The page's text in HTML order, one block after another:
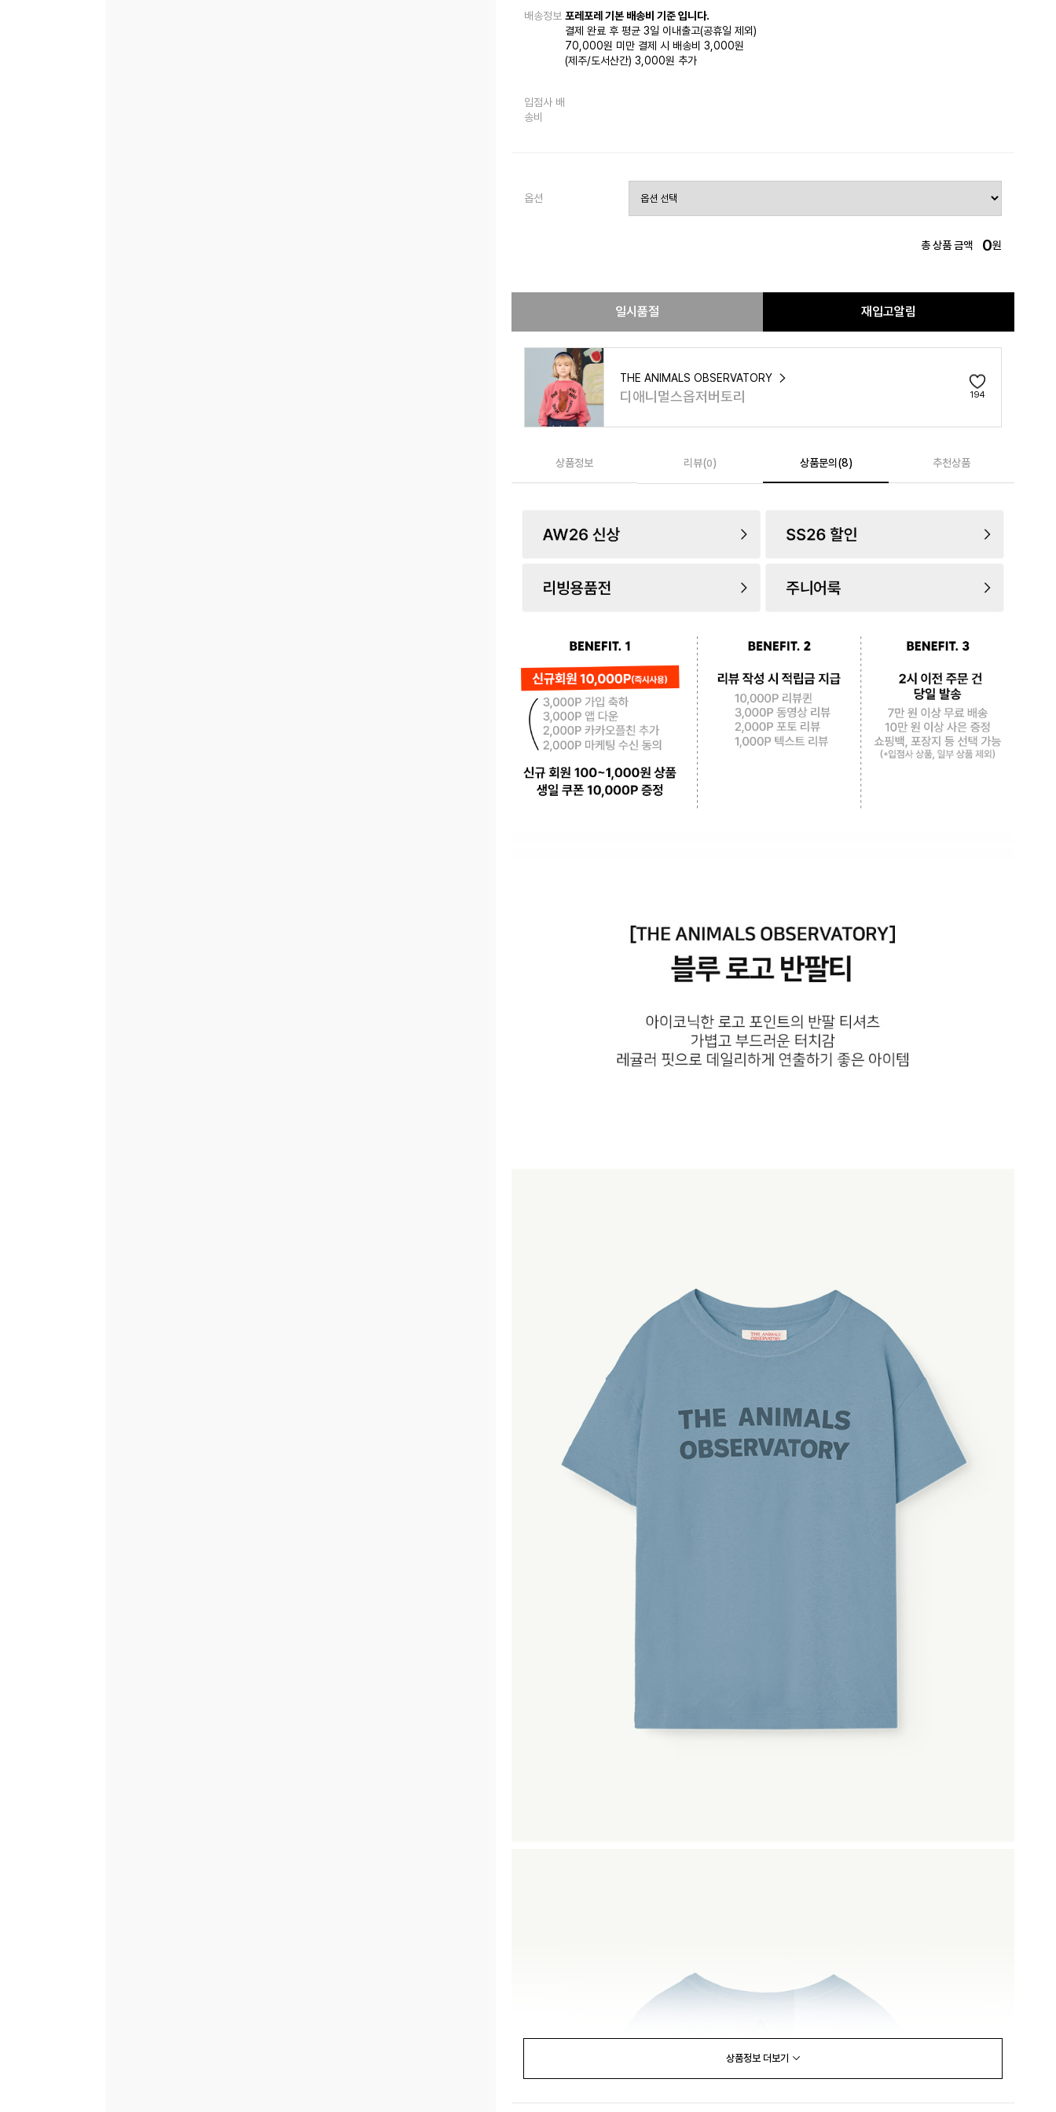
배송정보 포레포레 기본 배송비 기준 입니다.
결제 완료 후 평균 3일 이내출고(공휴일 제외)
70,000원 미만 결제 시 배송비 3,000원
(제주/도서산간) 3,000원 추가
입점사 배
송비
옵션
총 상품 금액 0원
일시품절 재입고알림
THE ANIMALS OBSERVATORY
디애니멀스옵저버토리 194
상품정보 리뷰(0) 상품문의(8) 추천상품
상품정보 더보기